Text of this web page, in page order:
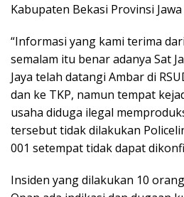
Kabupaten Bekasi Provinsi
“Informasi yang kami terima
semalam itu benar adanya Sat
Jaya telah datangi Ambar di
dan ke TKP, namun tempat
usaha diduga ilegal
tersebut tidak dilakukan
001 setempat tidak dapat
Insiden yang dilakukan 10